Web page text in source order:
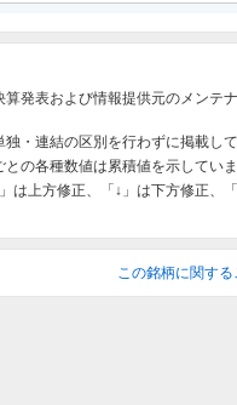
発表および情報提供元のメンテ
・連結の区別を行わずに掲載して
の各種数値は累積値を示していま
は上方修正、「↓」は下方修正、
この銘柄に関す